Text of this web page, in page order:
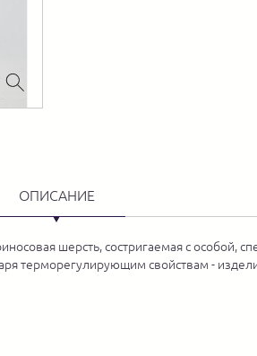
ОПИСАНИЕ
шерсть, состригаемая с особой,
терморегулирующим свойствам -